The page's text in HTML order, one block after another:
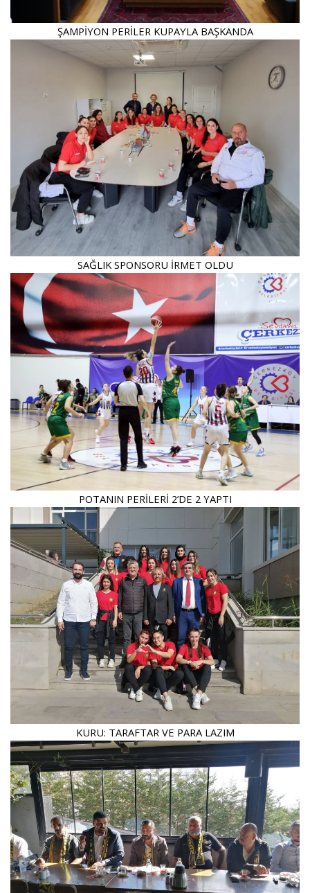
ŞAMPİYON PERİLER KUPAYLA BAŞKANDA
SAĞLIK SPONSORU İRMET OLDU
POTANIN PERİLERİ 2’DE 2 YAPTI
KURU: TARAFTAR VE PARA LAZIM